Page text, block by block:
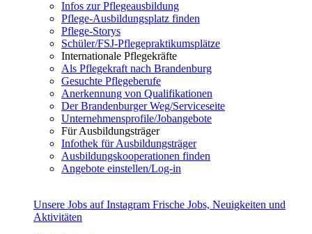
Infos zur Pflegeausbildung
Pflege-Ausbildungsplatz finden
Pflege-Storys
Schüler/FSJ-Pflegepraktikumsplätze
Internationale Pflegekräfte
Als Pflegekraft nach Brandenburg
Gesuchte Pflegeberufe
Anerkennung von Qualifikationen
Der Brandenburger Weg/Serviceseite
Unternehmensprofile/Jobangebote
Für Ausbildungsträger
Infothek für Ausbildungsträger
Ausbildungskooperationen finden
Angebote einstellen/Log-in
Unsere Jobs auf Instagram Frische Jobs, Neuigkeiten und
Aktivitäten